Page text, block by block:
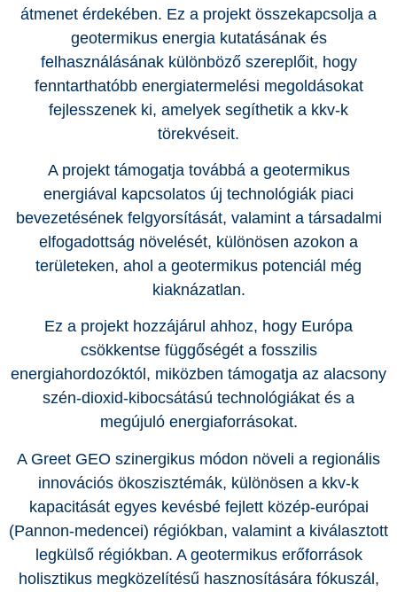
átmenet érdekében. Ez a projekt összekapcsolja a
geotermikus energia kutatásának és
felhasználásának különböző szereplőit, hogy
fenntarthatóbb energiatermelési megoldásokat
fejlesszenek ki, amelyek segíthetik a kkv-k
törekvéseit.
A projekt támogatja továbbá a geotermikus
energiával kapcsolatos új technológiák piaci
bevezetésének felgyorsítását, valamint a társadalmi
elfogadottság növelését, különösen azokon a
területeken, ahol a geotermikus potenciál még
kiaknázatlan.
Ez a projekt hozzájárul ahhoz, hogy Európa
csökkentse függőségét a fosszilis
energiahordozóktól, miközben támogatja az alacsony
szén-dioxid-kibocsátású technológiákat és a
megújuló energiaforrásokat.
A Greet GEO szinergikus módon növeli a regionális
innovációs ökoszisztémák, különösen a kkv-k
kapacitását egyes kevésbé fejlett közép-európai
(Pannon-medencei) régiókban, valamint a kiválasztott
legkülső régiókban. A geotermikus erőforrások
holisztikus megközelítésű hasznosítására fókuszál,